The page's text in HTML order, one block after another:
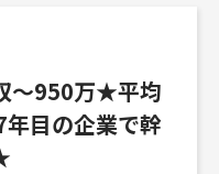
〜950万★平均
目の企業で幹